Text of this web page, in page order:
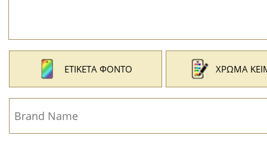
ΕΤΙΚΈΤΑ ΦΌΝΤΟ ΧΡΏΜΑ